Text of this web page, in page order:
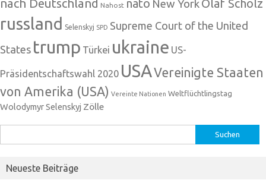
nach Deutschland Nahost nato New YorkOlaf Scholz
russland Selenskyj SPD Supreme Court of the United
States trump Türkei ukraine US-
Präsidentschaftswahl 2020 USAVereinigte Staaten
von Amerika (USA) Vereinte Nationen Weltflüchtlingstag
Wolodymyr Selenskyj Zölle
nach:
Neueste Beiträge